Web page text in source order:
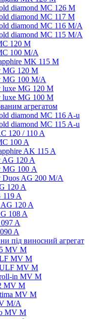
diamond MC 126 M
diamond MC 117 M
diamond MC 116 M/A
diamond MC 115 M/A
120 M
100 M/A
MK 115 M
MG 120 M
MG 100 M/А
luxe MG 120 M
luxe MG 100 M
агрегатом
diamond MC 116 A-u
diamond MC 115 A-u
120 / 110 A
100 A
AK 115 A
AG 120 A
MG 100 А
Duos AG 200 M/A
120 A
119 A
120 A
108 A
A
A
під виносний агрегат
MV M
MV M
MV M
in MV M
MV M
MV M
M/A
MV M